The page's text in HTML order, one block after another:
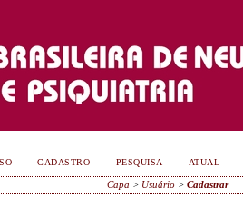
CADASTRO PESQUISA ATUAL
Capa > Usuário> Cadastrar